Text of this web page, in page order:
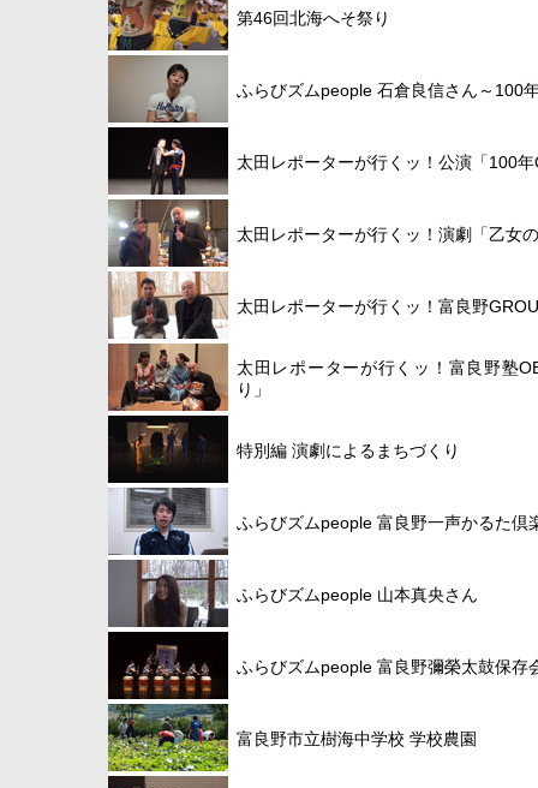
第46回北海へそ祭り
ふらびズムpeople 石倉良信さん～100
太田レポーターが行くッ！公演「100
太田レポーターが行くッ！演劇「乙女
太田レポーターが行くッ！富良野
太田レポーターが行くッ！富良野塾
り」
特別編 演劇によるまちづくり
ふらびズムpeople 富良野一声かるた倶
ふらびズムpeople 山本真央さん
ふらびズムpeople 富良野彌榮太鼓保存
富良野市立樹海中学校 学校農園